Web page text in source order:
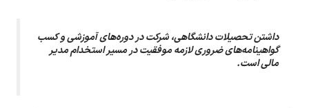
داشتن تحصیلات دانشگاهی، شرکت در دوره‌های آموزشی و کسب
گواهینامه‌های ضروری لازمه موفقیت در مسیر استخدام مدیر
مالی است.